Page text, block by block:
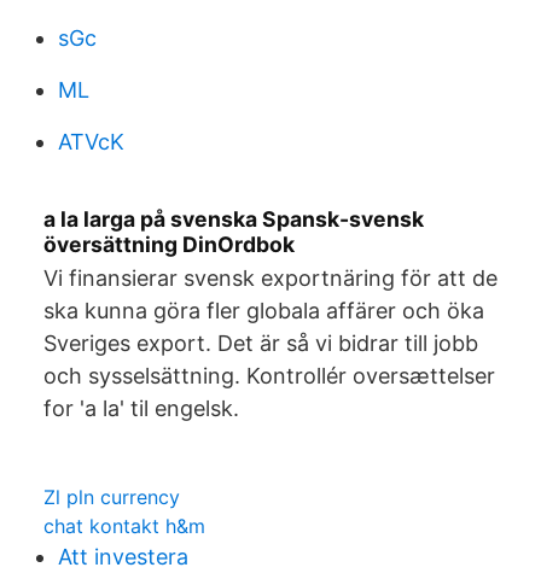
sGc
ML
ATVcK
a la larga på svenska Spansk-svensk
översättning DinOrdbok
Vi finansierar svensk exportnäring för att de
ska kunna göra fler globala affärer och öka
Sveriges export. Det är så vi bidrar till jobb
och sysselsättning. Kontrollér oversættelser
for 'a la' til engelsk.
Zl pln currency
chat kontakt h&m
Att investera